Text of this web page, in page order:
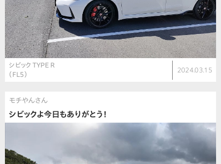
シビック TYPE R
（FL5）
2024.03.15
モチやんさん
シビックよ今日もありがとう！